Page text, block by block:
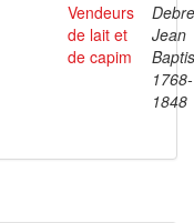
Vendeurs
de lait et
de capim
Jean
1768-
1848